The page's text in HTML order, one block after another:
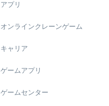
アプリ
オンラインクレーンゲーム
キャリア
ゲームアプリ
ゲームセンター